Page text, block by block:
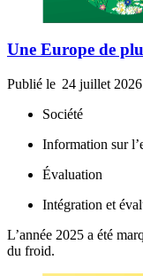
Une Europe de
Publié le 24 juillet 2026
Société
Information sur
Évaluation
Intégration et
L’année 2025 a été
du froid.